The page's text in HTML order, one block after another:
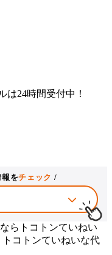
は24時間受付中！
報をチェック /